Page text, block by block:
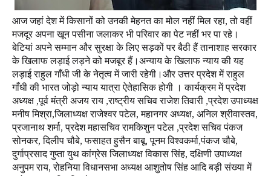
आज जहां देश में किसानों को उनकी मेहनत का मोल नहीं मिल रहा, तो वहीं
मजदूर अपना खून पसीना जलाकर भी परिवार का पेट नहीं भर पा रहे।
बेटियां अपने सम्मान और सुरक्षा के लिए सड़कों पर बैठी हैं तानाशाह सरकार
के खिलाफ लड़ाई लड़ने को मजबूर हैं। अन्याय के खिलाफ न्याय की यह
लड़ाई राहुल गाँधी जी के नेतृत्व में जारी रहेगी।और उत्तर प्रदेश में राहुल
गाँधी की भारत जोड़ो न्याय यात्रा ऐतेहासिक होगी । कार्यक्रम में प्रदेश
अध्यक्ष ,पूर्व मंत्री अजय राय ,राष्ट्रीय सचिव राजेश तिवारी ,प्रदेश उपाध्यक्ष
मनीष मिश्रा,जिलाध्यक्ष राजेश्वर पटेल, महानगर अध्यक्ष, अनिल श्रीवास्तव,
प्रजानाथ शर्मा, प्रदेश महासचिव रामकिशुन पटेल ,प्रदेश सचिव पंकज
सोनकर, दिलीप चौबे, फसाहत हुसैन बाबू, पूनम विश्वकर्मा,पंकज चौबे,
दुर्गाप्रसाद गुप्ता युथ कांग्रेस जिलाध्यक्ष विकास सिंह, दक्षिणी उपाध्यक्ष
अनुपम राय, रोहनिया विधानसभा अध्यक्ष आशुतोष सिंह आदि बड़ी संख्या में